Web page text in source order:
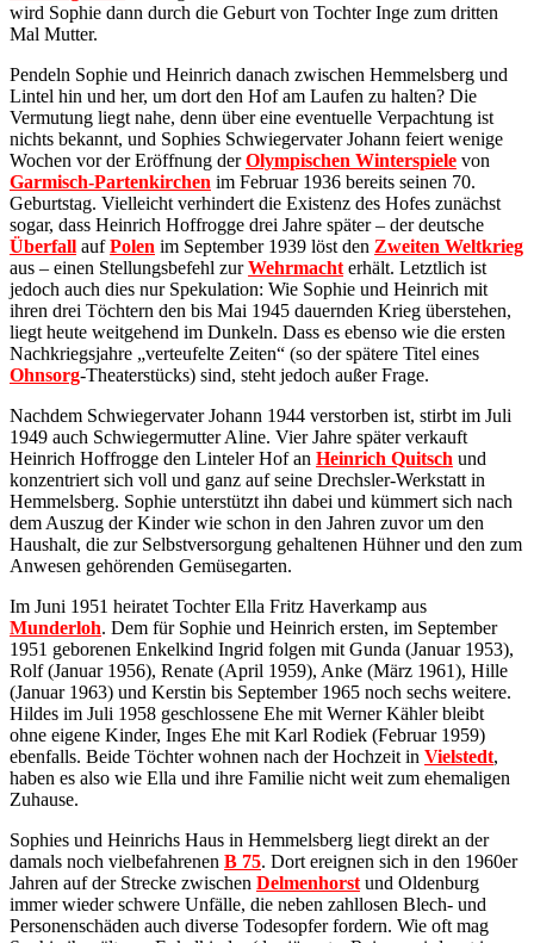
wird Sophie dann durch die Geburt von Tochter Inge zum dritten
Mal Mutter.
Pendeln Sophie und Heinrich danach zwischen Hemmelsberg und
Lintel hin und her, um dort den Hof am Laufen zu halten? Die
Vermutung liegt nahe, denn über eine eventuelle Verpachtung ist
nichts bekannt, und Sophies Schwiegervater Johann feiert wenige
Wochen vor der Eröffnung derOlympischen Winterspiele von
Garmisch-Partenkirchen im Februar 1936 bereits seinen 70.
Geburtstag. Vielleicht verhindert die Existenz des Hofes zunächst
sogar, dass Heinrich Hoffrogge drei Jahre später – der deutsche
Überfall aufPolen im September 1939 löst den Zweiten Weltkrieg
aus – einen Stellungsbefehl zurWehrmacht erhält. Letztlich ist
jedoch auch dies nur Spekulation: Wie Sophie und Heinrich mit
ihren drei Töchtern den bis Mai 1945 dauernden Krieg überstehen,
liegt heute weitgehend im Dunkeln. Dass es ebenso wie die ersten
Nachkriegsjahre „verteufelte Zeiten“ (so der spätere Titel eines
Ohnsorg-Theaterstücks) sind, steht jedoch außer Frage.
Nachdem Schwiegervater Johann 1944 verstorben ist, stirbt im Juli
1949 auch Schwiegermutter Aline. Vier Jahre später verkauft
Heinrich Hoffrogge den Linteler Hof an Heinrich Quitsch und
konzentriert sich voll und ganz auf seine Drechsler-Werkstatt in
Hemmelsberg. Sophie unterstützt ihn dabei und kümmert sich nach
dem Auszug der Kinder wie schon in den Jahren zuvor um den
Haushalt, die zur Selbstversorgung gehaltenen Hühner und den zum
Anwesen gehörenden Gemüsegarten.
Im Juni 1951 heiratet Tochter Ella Fritz Haverkamp aus
Munderloh. Dem für Sophie und Heinrich ersten, im September
1951 geborenen Enkelkind Ingrid folgen mit Gunda (Januar 1953),
Rolf (Januar 1956), Renate (April 1959), Anke (März 1961), Hille
(Januar 1963) und Kerstin bis September 1965 noch sechs weitere.
Hildes im Juli 1958 geschlossene Ehe mit Werner Kähler bleibt
ohne eigene Kinder, Inges Ehe mit Karl Rodiek (Februar 1959)
ebenfalls. Beide Töchter wohnen nach der Hochzeit in Vielstedt,
haben es also wie Ella und ihre Familie nicht weit zum ehemaligen
Zuhause.
Sophies und Heinrichs Haus in Hemmelsberg liegt direkt an der
damals noch vielbefahrenen B 75. Dort ereignen sich in den 1960er
Jahren auf der Strecke zwischen Delmenhorst und Oldenburg
immer wieder schwere Unfälle, die neben zahllosen Blech- und
Personenschäden auch diverse Todesopfer fordern. Wie oft mag